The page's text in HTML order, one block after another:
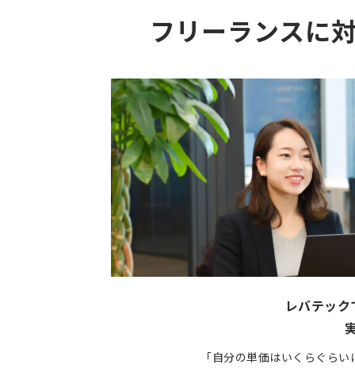
フリーランスに
レバテッ
「自分の単価はいくらぐら